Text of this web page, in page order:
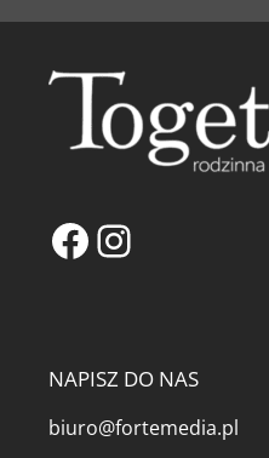
Facebook
Instagram
NAPISZ DO NAS
biuro@fortemedia.pl